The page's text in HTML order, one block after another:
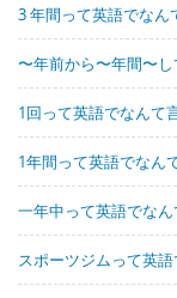
3 年間って英語でなん
〜年前から〜年間〜
1回って英語でなんて
1年間って英語でなん
一年中って英語でなん
スポーツジムって英